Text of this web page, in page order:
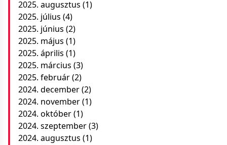
2025. augusztus (1)
2025. július (4)
2025. június (2)
2025. május (1)
2025. április (1)
2025. március (3)
2025. február(2)
2024. december(2)
2024. november(1)
2024. október(1)
2024. szeptember(3)
2024. augusztus (1)